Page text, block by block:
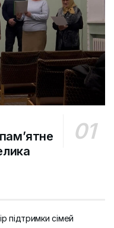
підтримки сімей